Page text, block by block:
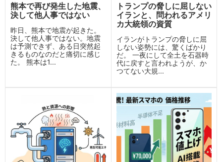
熊本で再び発生した地震、
決して他人事ではない
昨日、熊本で地震が起きた。
決して他人事ではない。地震
は予測できず、ある日突然起
きるものなのだと痛切に感じ
た。 熊本は1...
トランプの脅しに屈しない
イランと、問われるアメリ
カ大統領の資質
イランがトランプの脅しに屈
しない姿勢には、驚くばかり
だ。 一夜にして全土を石器時
代に戻すと言われようが、か
つてない大規...